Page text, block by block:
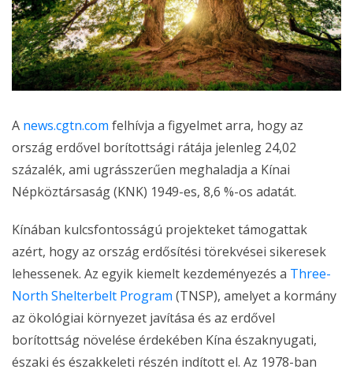
A news.cgtn.com felhívja a figyelmet arra, hogy az
ország erdővel borítottsági rátája jelenleg 24,02
százalék, ami ugrásszerűen meghaladja a Kínai
Népköztársaság (KNK) 1949-es, 8,6 %-os adatát.
Kínában kulcsfontosságú projekteket támogattak
azért, hogy az ország erdősítési törekvései sikeresek
lehessenek. Az egyik kiemelt kezdeményezés a Three-
North Shelterbelt Program (TNSP), amelyet a kormány
az ökológiai környezet javítása és az erdővel
borítottság növelése érdekében Kína északnyugati,
északi és északkeleti részén indított el. Az 1978-ban